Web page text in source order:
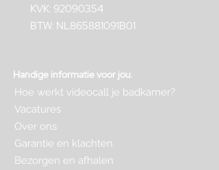
KVK: 92090354
BTW: NL865881091B01
Handige informatie voor jou.
Hoe werkt videocall je badkamer?
Vacatures
Over ons
Garantie en klachten
Bezorgen en afhalen